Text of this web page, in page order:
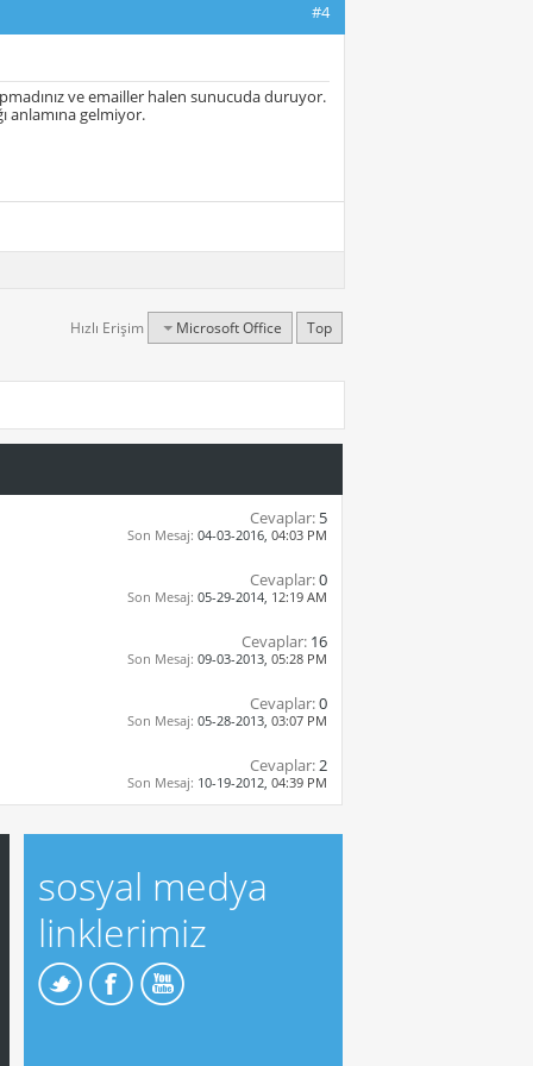
#4
ve emailler halen sunucuda duruyor.
anlamına gelmiyor.
Hızlı Erişim Microsoft Office Top
Cevaplar: 5
Son Mesaj: 04-03-2016, 04:03 PM
Cevaplar:0
Son Mesaj: 05-29-2014, 12:19 AM
Cevaplar: 16
Son Mesaj: 09-03-2013, 05:28 PM
Cevaplar:0
Son Mesaj: 05-28-2013, 03:07 PM
Cevaplar:2
Son Mesaj: 10-19-2012, 04:39 PM
sosyal medya
linklerimiz